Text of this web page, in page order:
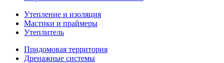
Утепление и изоляция
Мастики и праймеры
Утеплитель
Придомовая территория
Дренажные системы